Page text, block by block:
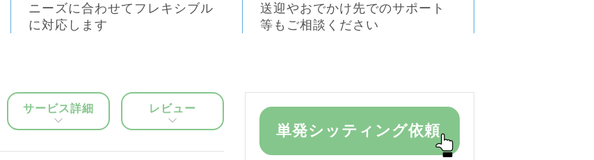
ニーズに合わせてフレキシブル
に対応します
送迎やおでかけ先でのサポート
等もご相談ください
サービス詳細 レビュー
単発シッティング依頼